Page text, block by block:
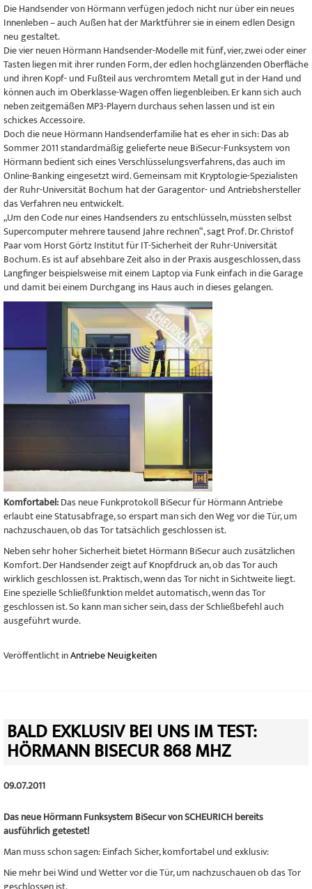
Die Handsender von Hörmann verfügen jedoch nicht nur über ein neues
Innenleben – auch Außen hat der Marktführer sie in einem edlen Design
neu gestaltet.
Die vier neuen Hörmann Handsender-Modelle mit fünf, vier, zwei oder einer
Tasten liegen mit ihrer runden Form, der edlen hochglänzenden Oberfläche
und ihren Kopf- und Fußteil aus verchromtem Metall gut in der Hand und
können auch im Oberklasse-Wagen offen liegenbleiben. Er kann sich auch
neben zeitgemäßen MP3-Playern durchaus sehen lassen und ist ein
schickes Accessoire.
Doch die neue Hörmann Handsenderfamilie hat es eher in sich: Das ab
Sommer 2011 standardmäßig gelieferte neue BiSecur-Funksystem von
Hörmann bedient sich eines Verschlüsselungsverfahrens, das auch im
Online-Banking eingesetzt wird. Gemeinsam mit Kryptologie-Spezialisten
der Ruhr-Universität Bochum hat der Garagentor- und Antriebshersteller
das Verfahren neu entwickelt.
„Um den Code nur eines Handsenders zu entschlüsseln, müssten selbst
Supercomputer mehrere tausend Jahre rechnen“, sagt Prof. Dr. Christof
Paar vom Horst Görtz Institut für IT-Sicherheit der Ruhr-Universität
Bochum. Es ist auf absehbare Zeit also in der Praxis ausgeschlossen, dass
Langfinger beispielsweise mit einem Laptop via Funk einfach in die Garage
und damit bei einem Durchgang ins Haus auch in dieses gelangen.
Komfortabel:Das neue Funkprotokoll BiSecur für Hörmann Antriebe
erlaubt eine Statusabfrage, so erspart man sich den Weg vor die Tür, um
nachzuschauen, ob das Tor tatsächlich geschlossen ist.
Neben sehr hoher Sicherheit bietet Hörmann BiSecur auch zusätzlichen
Komfort. Der Handsender zeigt auf Knopfdruck an, ob das Tor auch
wirklich geschlossen ist. Praktisch, wenn das Tor nicht in Sichtweite liegt.
Eine spezielle Schließfunktion meldet automatisch, wenn das Tor
geschlossen ist. So kann man sicher sein, dass der Schließbefehl auch
ausgeführt wurde.
Veröffentlicht inAntriebe Neuigkeiten
BALD EXKLUSIV BEI UNS IM TEST:
HÖRMANN BISECUR 868 MHZ
09.07.2011
Das neue Hörmann Funksystem BiSecur von SCHEURICH bereits
ausführlich getestet!
Man muss schon sagen: Einfach Sicher, komfortabel und exklusiv:
Nie mehr bei Wind und Wetter vor die Tür, um nachzuschauen ob das Tor